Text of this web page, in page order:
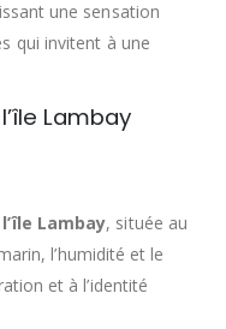
une sensation
qui invitent à une
Lambay
l’île Lambay, située au
l’humidité et le
et à l’identité